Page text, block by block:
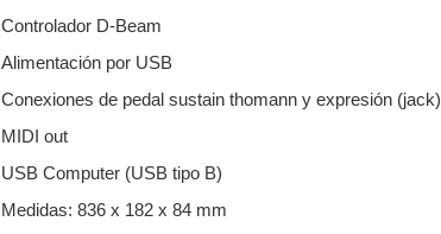
Controlador D-Beam
Alimentación por USB
Conexiones de pedal sustain thomann y expresión (jack)
MIDI out
USB Computer (USB tipo B)
Medidas: 836 x 182 x 84 mm